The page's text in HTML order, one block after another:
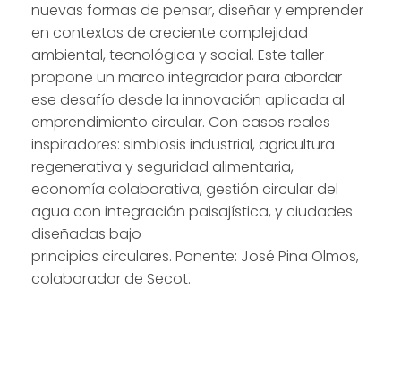
nuevas formas de pensar, diseñar y emprender
en contextos de creciente complejidad
ambiental, tecnológica y social. Este taller
propone un marco integrador para abordar
ese desafío desde la innovación aplicada al
emprendimiento circular. Con casos reales
inspiradores: simbiosis industrial, agricultura
regenerativa y seguridad alimentaria,
economía colaborativa, gestión circular del
agua con integración paisajística, y ciudades
diseñadas bajo
principios circulares. Ponente: José Pina Olmos,
colaborador de Secot.